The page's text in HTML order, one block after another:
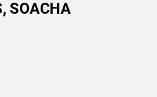
SOACHA